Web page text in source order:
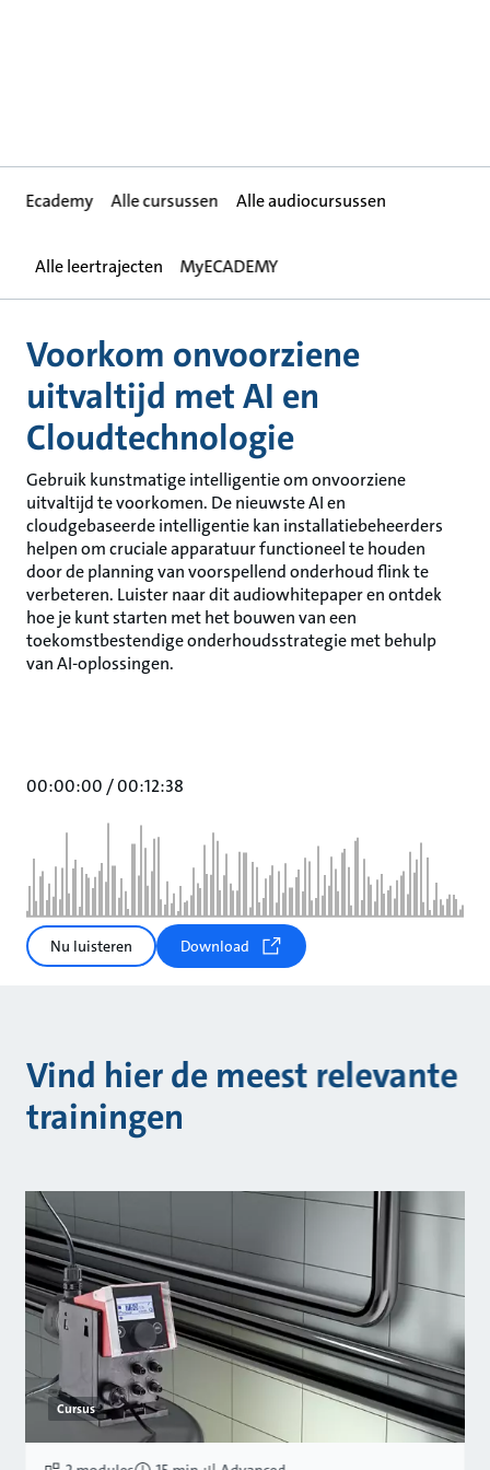
Ecademy Alle cursussen Alle audiocursussen
Alle leertrajecten MyECADEMY
Voorkom onvoorziene
uitvaltijd met AI en
Cloudtechnologie
Gebruik kunstmatige intelligentie om onvoorziene
uitvaltijd te voorkomen. De nieuwste AI en
cloudgebaseerde intelligentie kan installatiebeheerders
helpen om cruciale apparatuur functioneel te houden
door de planning van voorspellend onderhoud flink te
verbeteren. Luister naar dit audiowhitepaper en ontdek
hoe je kunt starten met het bouwen van een
toekomstbestendige onderhoudsstrategie met behulp
van AI-oplossingen.
00:00:00 /00:12:38
Nu luisteren Download
Vind hier de meest relevante
trainingen
Cursus